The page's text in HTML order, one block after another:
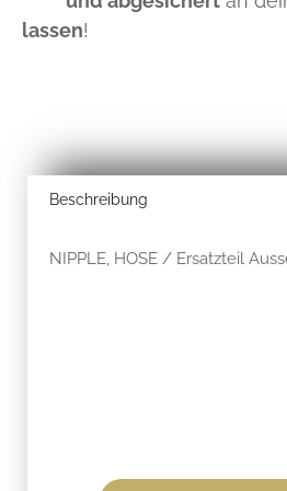
lassen!
Beschreibung
NIPPLE, HOSE / Ersatzteil